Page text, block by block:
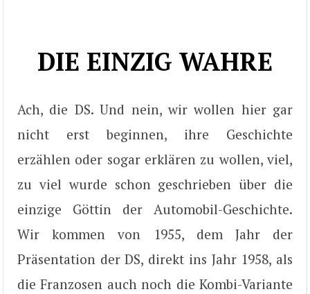
DIE EINZIG WAHRE
Ach, die DS. Und nein, wir wollen hier gar
nicht erst beginnen, ihre Geschichte
erzählen oder sogar erklären zu wollen, viel,
zu viel wurde schon geschrieben über die
einzige Göttin der Automobil-Geschichte.
Wir kommen von 1955, dem Jahr der
Präsentation der DS, direkt ins Jahr 1958, als
die Franzosen auch noch die Kombi-Variante